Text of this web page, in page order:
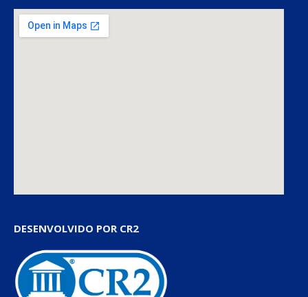
DESENVOLVIDO POR CR2